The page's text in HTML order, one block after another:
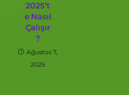
2025’t
e Nasıl
Çalışır
?
Ağustos 7,
2025